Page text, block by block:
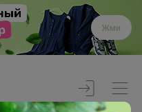
Жми